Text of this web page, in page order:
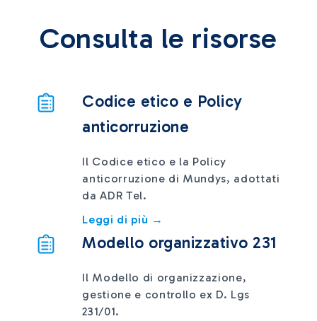
Consulta le risorse
Codice etico e Policy
anticorruzione
Il Codice etico e la Policy
anticorruzione di Mundys, adottati
da ADR Tel.
Leggi di più →
Modello organizzativo 231
Il Modello di organizzazione,
gestione e controllo ex D. Lgs
231/01.